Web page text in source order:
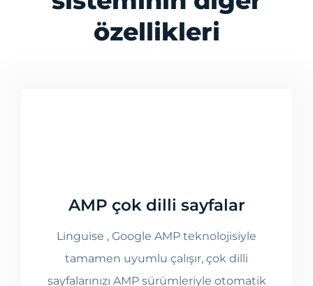
özellikleri
AMP çok dilli sayfalar
Linguise , Google AMP teknolojisiyle
tamamen uyumlu çalışır, çok dilli
sayfalarınızı AMP sürümleriyle otomatik